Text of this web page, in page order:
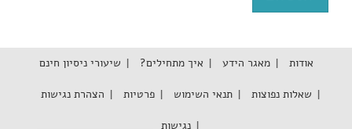
אודות מאגר הידע איך מתחילים? שיעורי ניסיון חינם
שאלות נפוצות תנאי השימוש פרטיות הצהרת נגישות
נגישות